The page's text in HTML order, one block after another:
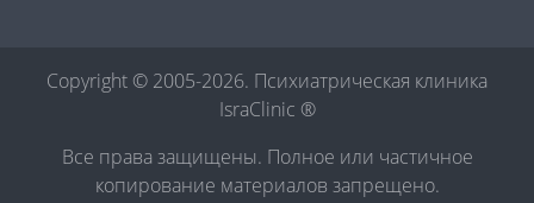
Copyright © 2005-2026. Психиатрическая клиника
IsraClinic ®
Все права защищены. Полное или частичное
копирование материалов запрещено.